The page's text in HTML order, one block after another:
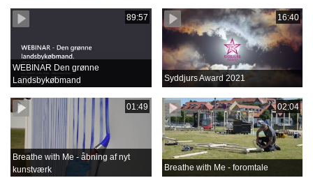
89:57
WEBINAR Den grønne
Landsbykøbmand
16:40
Syddjurs Award 2021
01:49
Breathe with Me - åbning af nyt
kunstværk
02:04
Breathe with Me - foromtale